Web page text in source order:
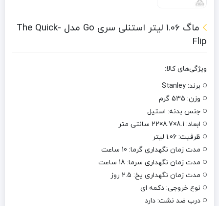
ماگ 1.06 لیتر استنلی سری Go مدل The Quick-
Flip
ویژگی‌های کالا:
برند: Stanley
وزن: 535 گرم
جنس بدنه: استیل
ابعاد: 8.1×8.7×22 سانتی متر
ظرفیت: 1.06 لیتر
مدت زمان نگهداری گرما: 10 ساعت
مدت زمان نگهداری سرما: 18 ساعت
مدت زمان نگهداری یخ: 2.5 روز
نوع خروجی: دکمه ای
درب ضد نشت: دارد